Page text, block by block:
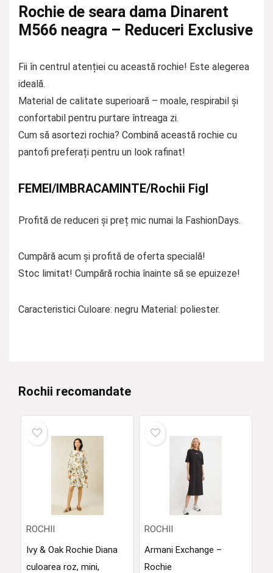
Rochie de seara dama Dinarent
M566 neagra – Reduceri Exclusive
Fii în centrul atenției cu această rochie! Este alegerea
ideală.
Material de calitate superioară – moale, respirabil și
confortabil pentru purtare întreaga zi.
Cum să asortezi rochia? Combină această rochie cu
pantofi preferați pentru un look rafinat!
FEMEI/IMBRACAMINTE/Rochii Figl
Profită de reduceri și preț mic numai la FashionDays.
Cumpără acum și profită de oferta specială!
Stoc limitat! Cumpără rochia înainte să se epuizeze!
Caracteristici Culoare: negru Material: poliester.
Rochii recomandate
ROCHII
Ivy & Oak Rochie Diana
culoarea roz, mini,
ROCHII
Armani Exchange –
Rochie